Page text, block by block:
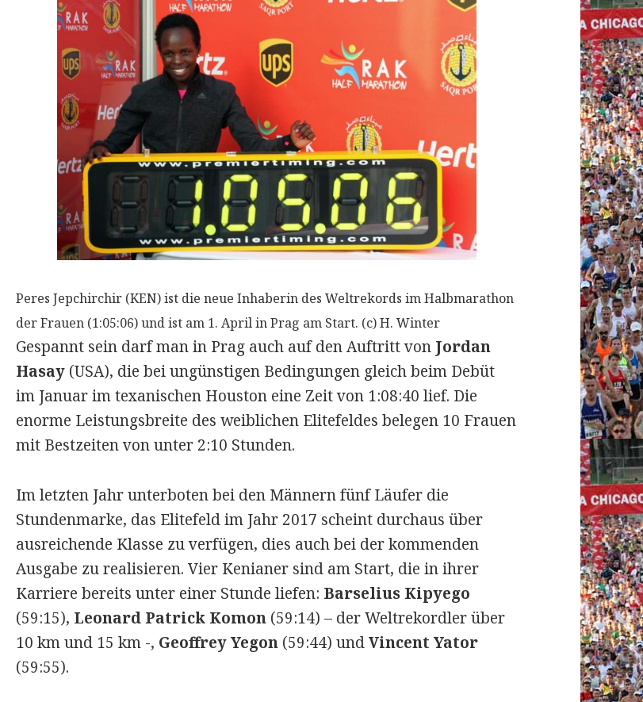
Peres Jepchirchir (KEN) ist die neue Inhaberin des Weltrekords im Halbmarathon
der Frauen (1:05:06) und ist am 1. April in Prag am Start. (c) H. Winter
Gespannt sein darf man in Prag auch auf den Auftritt von Jordan
Hasay (USA), die bei ungünstigen Bedingungen gleich beim Debüt
im Januar im texanischen Houston eine Zeit von 1:08:40 lief. Die
enorme Leistungsbreite des weiblichen Elitefeldes belegen 10 Frauen
mit Bestzeiten von unter 2:10 Stunden.
Im letzten Jahr unterboten bei den Männern fünf Läufer die
Stundenmarke, das Elitefeld im Jahr 2017 scheint durchaus über
ausreichende Klasse zu verfügen, dies auch bei der kommenden
Ausgabe zu realisieren. Vier Kenianer sind am Start, die in ihrer
Karriere bereits unter einer Stunde liefen: Barselius Kipyego
(59:15), Leonard Patrick Komon (59:14) – der Weltrekordler über
10 km und 15 km -, Geoffrey Yegon (59:44) undVincent Yator
(59:55).